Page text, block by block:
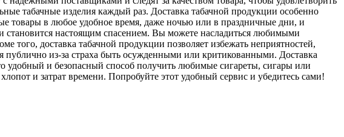
табачные изделия каждый раз. Доставка табачной продукции особенно
товары в любое удобное время, даже ночью или в праздничные дни, и
становится настоящим спасением. Вы можете насладиться любимыми
того, доставка табачной продукции позволяет избежать неприятностей,
из-за страха быть осужденными или критикованными. Доставка
удобный и безопасный способ получить любимые сигареты, сигары или
и затрат времени. Попробуйте этот удобный сервис и убедитесь сами!